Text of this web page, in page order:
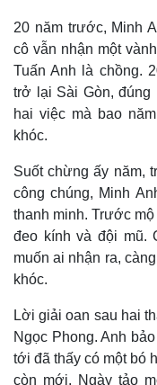
Thế giới
Quan sát
Hồ sơ
20 năm trước, Minh
cô vẫn nhận một
Tuấn Anh là chồng.
trở lại Sài Gòn, đúng
hai việc mà bao
khóc.
Suốt chừng ấy năm,
công chúng, Minh
thanh minh. Trước
đeo kính và đội mũ.
muốn ai nhận ra,
khóc.
Lời giải oan sau hai
Ngọc Phong. Anh
tới đã thấy có một bó
còn mới. Ngày tảo